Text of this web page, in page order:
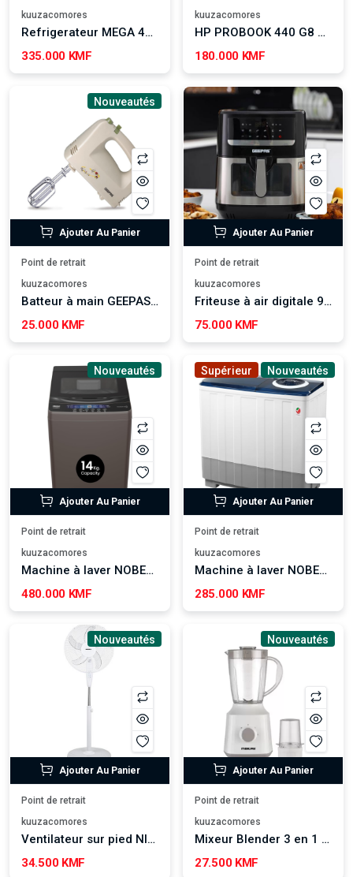
kuuzacomores
Refrigerateur MEGA 460 L
335.000 KMF
kuuzacomores
HP PROBOOK 440 G8 14'' reconditionné Grade A
180.000 KMF
Nouveautés
Ajouter Au Panier
Point de retrait
kuuzacomores
Batteur à main GEEPAS GHM2001
25.000 KMF
Ajouter Au Panier
Point de retrait
kuuzacomores
Friteuse à air digitale 9,2L
75.000 KMF
Nouveautés
Ajouter Au Panier
Point de retrait
kuuzacomores
Machine à laver NOBEL 14kg NWM1600
480.000 KMF
Supérieur Nouveautés
Ajouter Au Panier
Point de retrait
kuuzacomores
Machine à laver NOBEL 15kg
285.000 KMF
Nouveautés
Ajouter Au Panier
Point de retrait
kuuzacomores
Ventilateur sur pied NIKURA
34.500 KMF
Nouveautés
Ajouter Au Panier
Point de retrait
kuuzacomores
Mixeur Blender 3 en 1 Nikai
27.500 KMF